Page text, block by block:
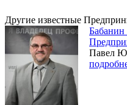
Другие известные
Павел